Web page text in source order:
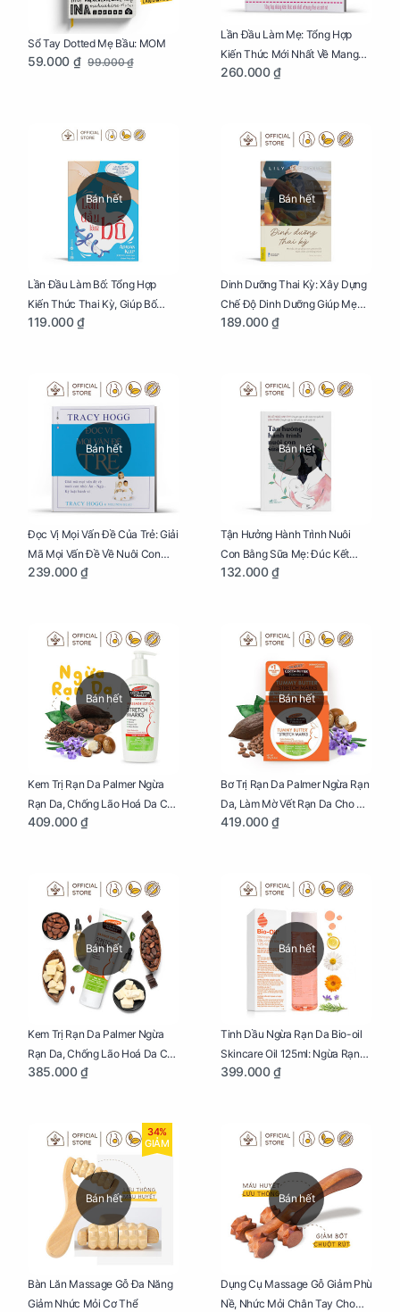
Sổ Tay Dotted Mẹ Bầu: MOM
59.000 ₫ 99.000 ₫
Lần Đầu Làm Mẹ: Tổng Hợp
Kiến Thức Mới Nhất Về Mang
Thai Và Sinh Nở Cho Mẹ Bầu
260.000 ₫
Bán hết
Lần Đầu Làm Bố: Tổng Hợp
Kiến Thức Thai Kỳ, Giúp Bố
Thấu Hiểu Hơn Về Mẹ Bầu Và
119.000 ₫
Bán hết
Dinh Dưỡng Thai Kỳ: Xây Dựng
Chế Độ Dinh Dưỡng Giúp Mẹ
Khỏe, Con Yêu Phát Triển Toàn
189.000 ₫
Bán hết
Đọc Vị Mọi Vấn Đề Của Trẻ: Giải
Mã Mọi Vấn Đề Về Nuôi Con
Nhỏ (Ăn, Ngủ, Kỷ Luật Hành Vi),
239.000 ₫
Bán hết
Tận Hưởng Hành Trình Nuôi
Con Bằng Sữa Mẹ: Đúc Kết
Những Kiến Thức Quý Báu Về
Mình Trong Hành Trình Nuôi
132.000 ₫
Bán hết
Kem Trị Rạn Da Palmer Ngừa
Rạn Da, Chống Lão Hoá Da Cho
Mẹ Bầu Chai 250ml
409.000 ₫
Bán hết
Bơ Trị Rạn Da Palmer Ngừa Rạn
Da, Làm Mờ Vết Rạn Da Cho Mẹ
Bầu Hũ 125g
419.000 ₫
Bán hết
Kem Trị Rạn Da Palmer Ngừa
Rạn Da, Chống Lão Hoá Da Cho
Mẹ Bầu Tuýp 125g
385.000 ₫
Bán hết
Tinh Dầu Ngừa Rạn Da Bio-oil
Skincare Oil 125ml: Ngừa Rạn
Da, Chăm Sóc Da Toàn Diện
399.000 ₫
Bán hết
34%
GIẢM
Bàn Lăn Massage Gỗ Đa Năng
Giảm Nhức Mỏi Cơ Thể
Bán hết
Dụng Cụ Massage Gỗ Giảm Phù
Nề, Nhức Mỏi Chân Tay Cho